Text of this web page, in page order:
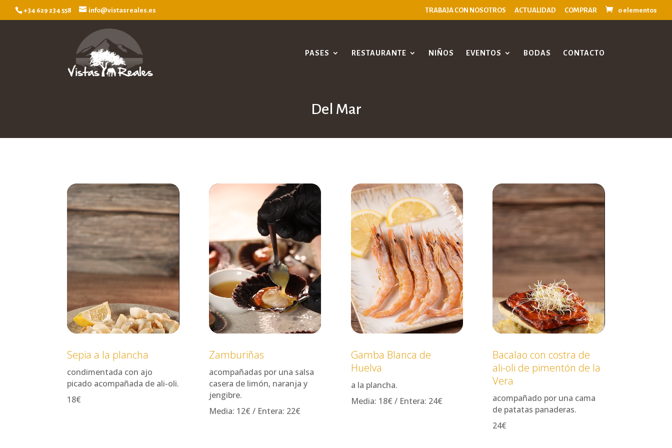
+34 629 234 558 info@vistasreales.es TRABAJA CON NOSOTROS ACTUALIDAD COMPRAR 0 elementos
PASES RESTAURANTE NIÑOS EVENTOS BODAS CONTACTO
Del Mar
Reproductor
de
vídeo
Sepia a la plancha
condimentada con ajo
picado acompañada de ali-oli.
18€
Reproductor
Zamburiñas
acompañadas por una salsa
casera de limón, naranja y
jengibre.
Media: 12€ / Entera: 22€
Gamba Blanca de
Huelva
a la plancha.
Media: 18€ / Entera: 24€
Reproductor
de
vídeo
Bacalao con costra de
ali-oli de pimentón de la
Vera
acompañado por una cama
de patatas panaderas.
24€